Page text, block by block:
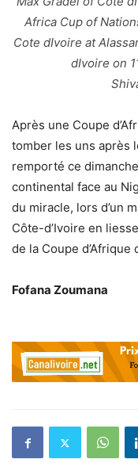
Africa Cup of
Cote dIvoire at
dIvoire on
Après une Coupe
tomber les uns après
remporté ce
continental face au
du miracle, lors d’un
Côte-d’Ivoire en
de la Coupe
Fofana Zoumana